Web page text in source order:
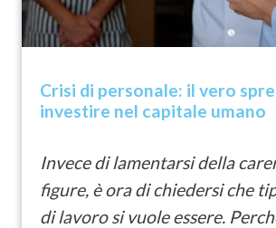
Crisi di personale: il vero
investire nel capitale umano
Invece di lamentarsi della
figure, è ora di chiedersi che
di lavoro si vuole essere.